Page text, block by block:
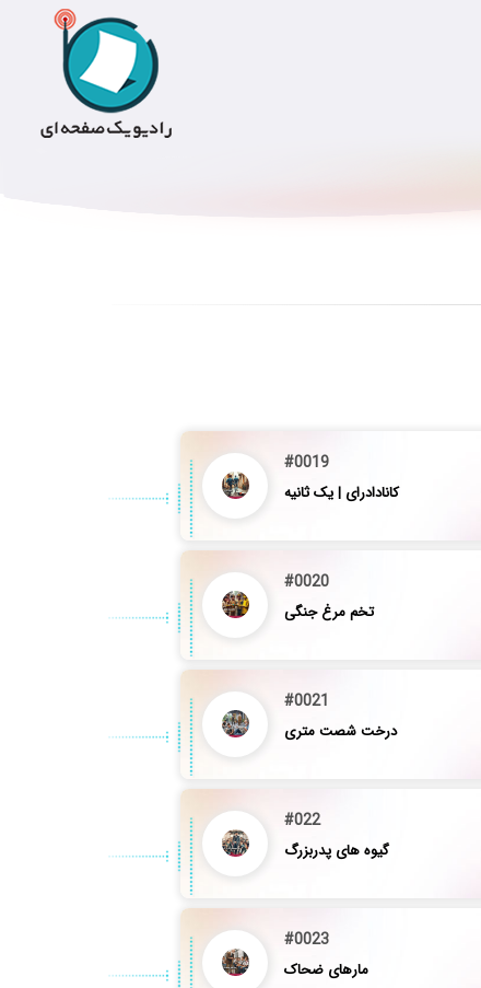
#0019
کانادادرای | یک ثانیه
#0020
تخم مرغ جنگی
#0021
درخت شصت متری
#022
گیوه های پدربزرگ
#0023
مارهای ضحاک